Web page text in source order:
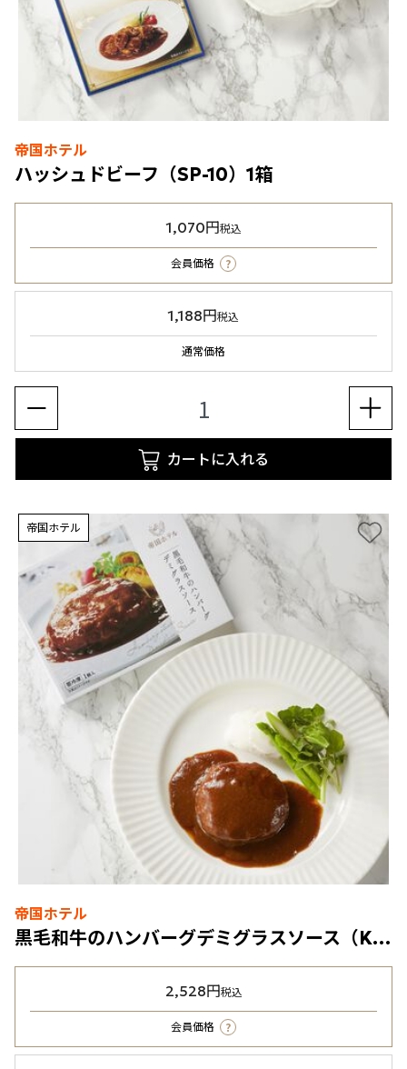
帝国ホテル
ハッシュドビーフ（SP-10）1箱
1,070円税込
会員価格 ?
1,188円税込
通常価格
カートに入れる
帝国ホテル
帝国ホテル
黒毛和牛のハンバーグデミグラスソース（KH-26）1箱（冷凍食品）
2,528円税込
会員価格 ?